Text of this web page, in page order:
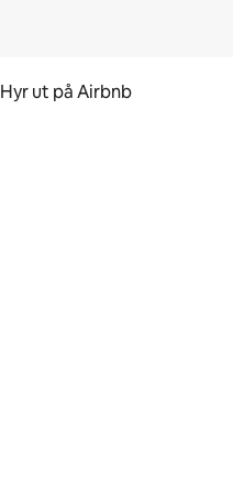
Hyr ut på Airbnb